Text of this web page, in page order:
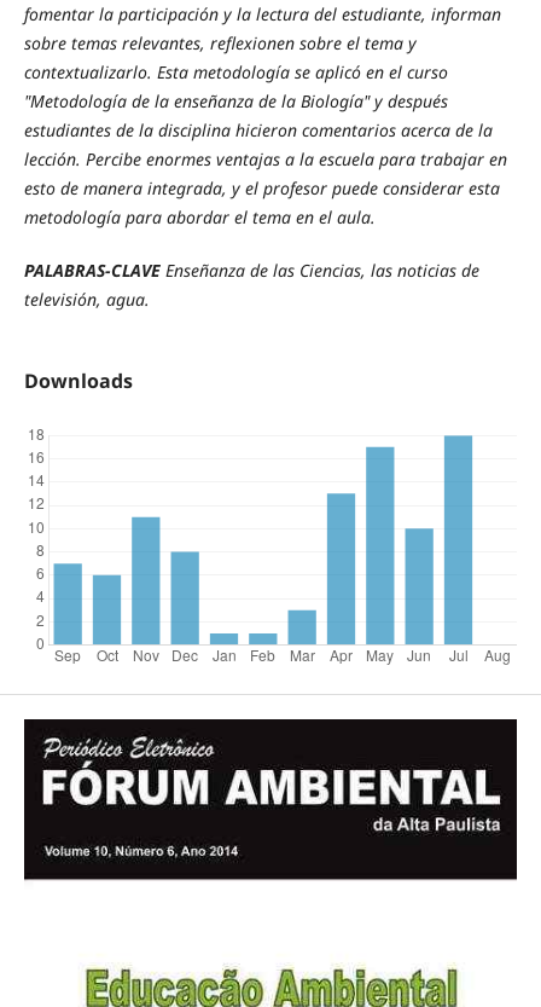
fomentar la participación y la lectura del estudiante, informan
sobre temas relevantes, reflexionen sobre el tema y
contextualizarlo. Esta metodología se aplicó en el curso
"Metodología de la enseñanza de la Biología" y después
estudiantes de la disciplina hicieron comentarios acerca de la
lección. Percibe enormes ventajas a la escuela para trabajar en
esto de manera integrada, y el profesor puede considerar esta
metodología para abordar el tema en el aula.
PALABRAS-CLAVE Enseñanza de las Ciencias, las noticias de
televisión, agua.
Downloads